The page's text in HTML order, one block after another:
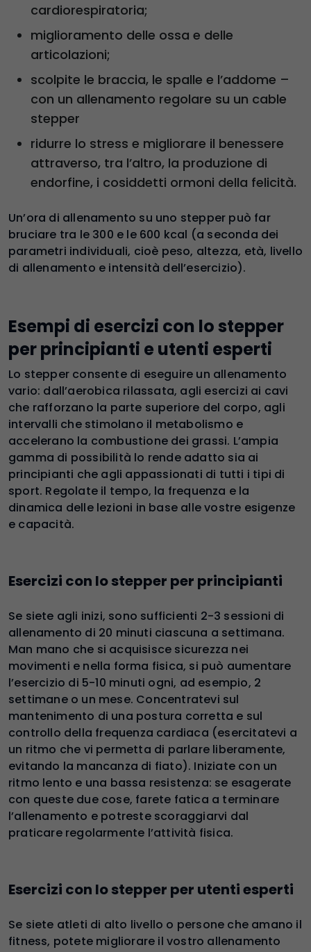
cardiorespiratoria;
miglioramento delle ossa e delle
articolazioni;
scolpite le braccia, le spalle e l’addome –
con un allenamento regolare su un cable
stepper
ridurre lo stress e migliorare il benessere
attraverso, tra l’altro, la produzione di
endorfine, i cosiddetti ormoni della felicità.
Un’ora di allenamento su uno stepper può far
bruciare tra le 300 e le 600 kcal (a seconda dei
parametri individuali, cioè peso, altezza, età, livello
di allenamento e intensità dell’esercizio).
Esempi di esercizi con lo stepper
per principianti e utenti esperti
Lo stepper consente di eseguire un allenamento
vario: dall’aerobica rilassata, agli esercizi ai cavi
che rafforzano la parte superiore del corpo, agli
intervalli che stimolano il metabolismo e
accelerano la combustione dei grassi. L’ampia
gamma di possibilità lo rende adatto sia ai
principianti che agli appassionati di tutti i tipi di
sport. Regolate il tempo, la frequenza e la
dinamica delle lezioni in base alle vostre esigenze
e capacità.
Esercizi con lo stepper per principianti
Se siete agli inizi, sono sufficienti 2-3 sessioni di
allenamento di 20 minuti ciascuna a settimana.
Man mano che si acquisisce sicurezza nei
movimenti e nella forma fisica, si può aumentare
l’esercizio di 5-10 minuti ogni, ad esempio, 2
settimane o un mese. Concentratevi sul
mantenimento di una postura corretta e sul
controllo della frequenza cardiaca (esercitatevi a
un ritmo che vi permetta di parlare liberamente,
evitando la mancanza di fiato). Iniziate con un
ritmo lento e una bassa resistenza: se esagerate
con queste due cose, farete fatica a terminare
l’allenamento e potreste scoraggiarvi dal
praticare regolarmente l’attività fisica.
Esercizi con lo stepper per utenti esperti
Se siete atleti di alto livello o persone che amano il
fitness, potete migliorare il vostro allenamento